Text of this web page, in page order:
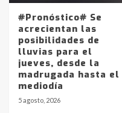
#Pronóstico# Se
acrecientan las
posibilidades de
lluvias para el
jueves, desde la
madrugada hasta el
mediodía
5 agosto, 2026